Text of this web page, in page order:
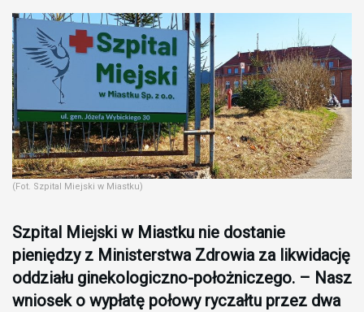
(Fot. Szpital Miejski w Miastku)
Szpital Miejski w Miastku nie dostanie
pieniędzy z Ministerstwa Zdrowia za likwidację
oddziału ginekologiczno-położniczego. – Nasz
wniosek o wypłatę połowy ryczałtu przez dwa